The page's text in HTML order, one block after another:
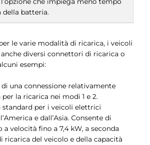
della batteria.
le varie modalità di ricarica, i veicoli
diversi connettori di ricarica o
esempi:
una connessione relativamente
la ricarica nei modi 1 e 2.
standard per i veicoli elettrici
e dall’Asia. Consente di
a velocità fino a 7,4 kW, a seconda
ricarica del veicolo e della capacità